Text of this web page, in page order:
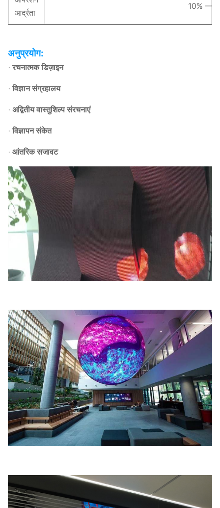
आर्द्रता
10%
अनुप्रयोग:
·रचनात्मक डिज़ाइन
·विज्ञान संग्रहालय
· अद्वितीय वास्तुशिल्प संरचनाएं
·विज्ञापन संकेत
· आंतरिक सजावट